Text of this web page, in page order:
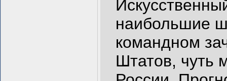
наибольшие
командном
Штатов, чуть